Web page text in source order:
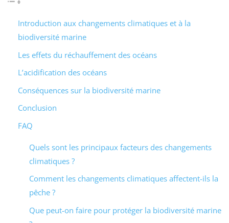
Introduction aux changements climatiques et à la
biodiversité marine
Les effets du réchauffement des océans
L’acidification des océans
Conséquences sur la biodiversité marine
Conclusion
FAQ
Quels sont les principaux facteurs des changements
climatiques ?
Comment les changements climatiques affectent-ils la
pêche ?
Que peut-on faire pour protéger la biodiversité marine